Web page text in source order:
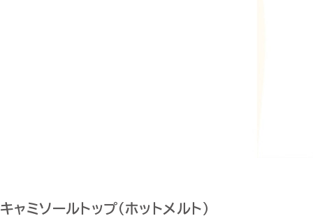
キャミソールトップ（ホットメルト）